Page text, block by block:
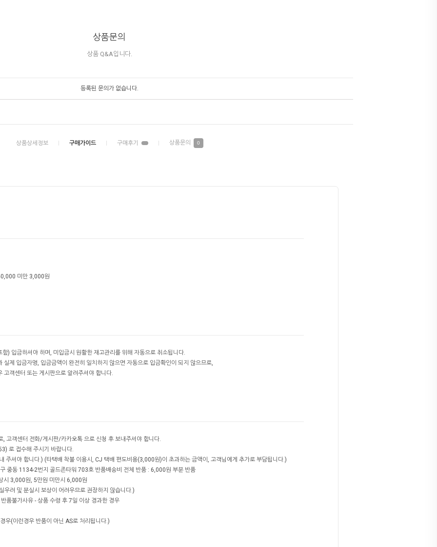
상품문의
상품 Q&A입니다.
등록된 문의가 없습니다.
0
미만 3,000원
) 입금하셔야 하며, 미입금시 원활한 재고관리를 위해 자동으로 취소됩니다.
실제 입금자명, 입금금액이 완전히 일치하지 않으면 자동으로 입금확인이 되지 않으므로,
고객센터 또는 게시판으로 알려주셔야 합니다.
, 고객센터 전화/게시판/카카오톡 으로 신청 후 보내주셔야 합니다.
로 접수해 주시기 바랍니다.
주셔야 합니다.) (타택배 착불 이용시, CJ 택배 편도비용(3,000원)이 초과하는 금액이, 고객님에게 추가로 부담됩니다.)
중동 1134-2번지 골드존타워 703호 반품배송비 전체 반품 : 6,000원 부분 반품
시 3,000원, 5만원 미만시 6,000원
우려 및 분실시 보상이 어려우므로 권장하지 않습니다.)
품불가사유 - 상품 수령 후 7일 이상 경과한 경우
우(이런경우 반품이 아닌 AS로 처리됩니다.)